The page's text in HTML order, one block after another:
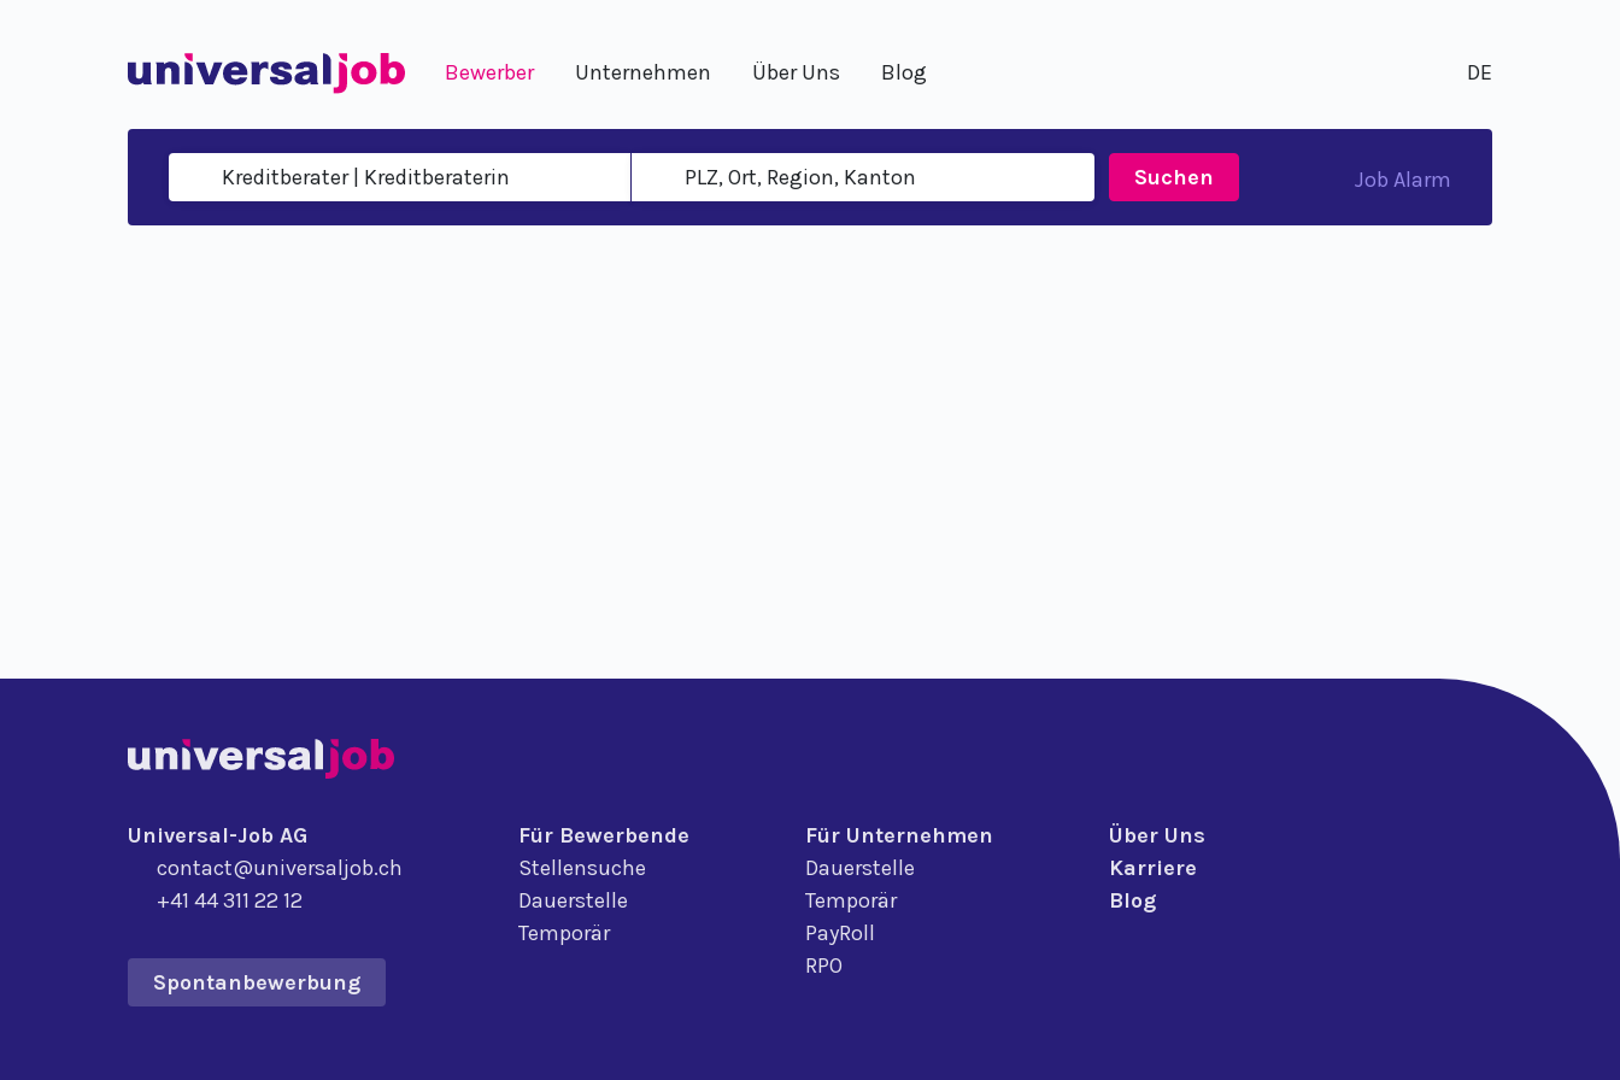
Bewerber Unternehmen Über Uns Blog DE
Suchen Job Alarm
Universal-Job AG
contact@universaljob.ch
+41 44 311 22 12
Spontanbewerbung
Für Bewerbende
Stellensuche
Dauerstelle
Temporär
Für Unternehmen
Dauerstelle
Temporär
PayRoll
RPO
Über Uns
Karriere
Blog